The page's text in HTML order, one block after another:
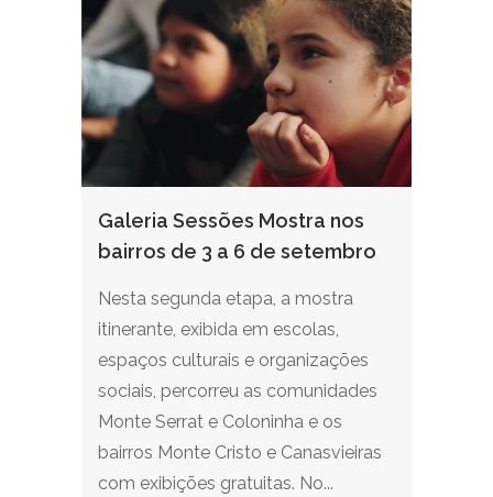
Galeria Sessões Mostra nos
bairros de 3 a 6 de setembro
Nesta segunda etapa, a mostra
itinerante, exibida em escolas,
espaços culturais e organizações
sociais, percorreu as comunidades
Monte Serrat e Coloninha e os
bairros Monte Cristo e Canasvieiras
com exibições gratuitas. No...